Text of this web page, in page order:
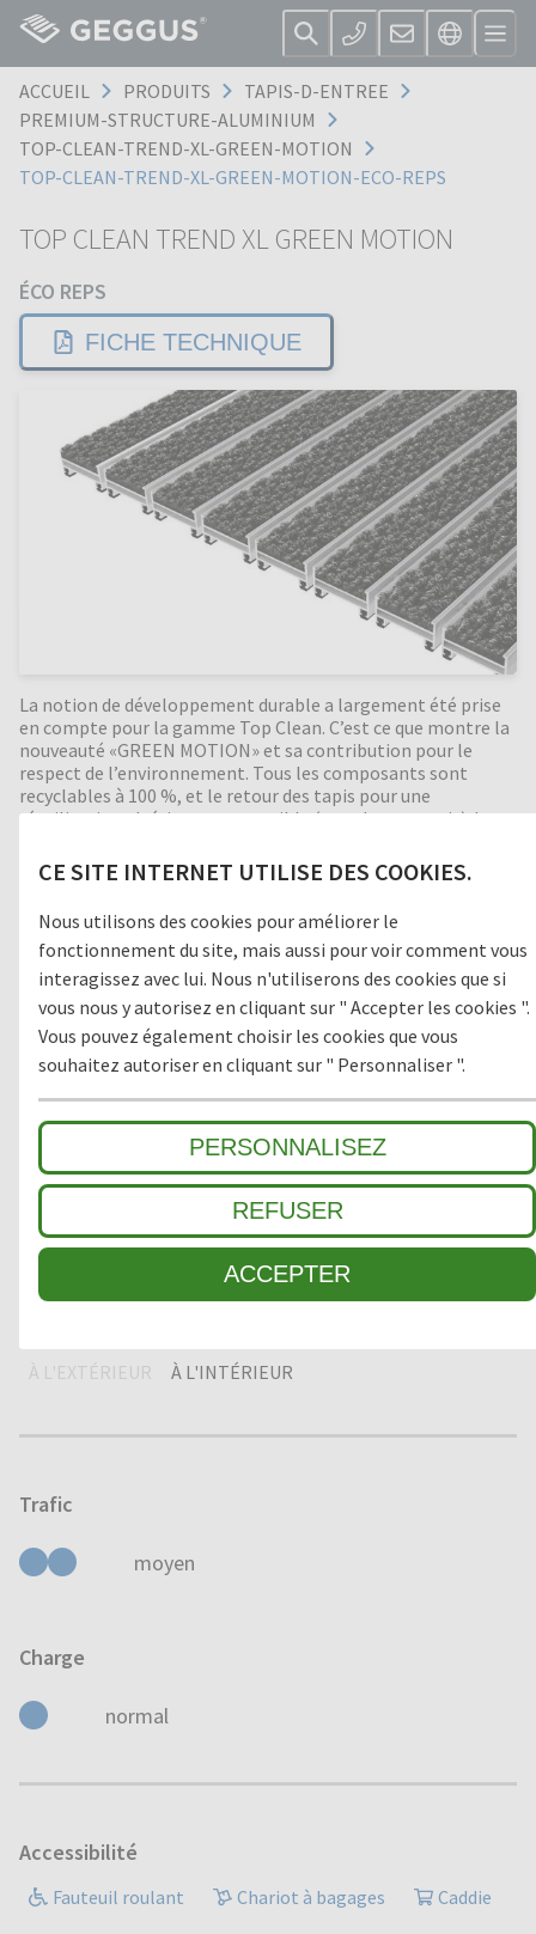
CE SITE INTERNET UTILISE DES COOKIES.
Nous utilisons des cookies pour améliorer le
fonctionnement du site, mais aussi pour voir comment vous
interagissez avec lui. Nous n'utiliserons des cookies que si
vous nous y autorisez en cliquant sur " Accepter les cookies ".
Vous pouvez également choisir les cookies que vous
souhaitez autoriser en cliquant sur " Personnaliser ".
PERSONNALISEZ
REFUSER
ACCEPTER
ACCUEIL PRODUITS
TAPIS-D-ENTREE
PREMIUM-STRUCTURE-ALUMINIUM
TOP-CLEAN-TREND-XL-GREEN-MOTION
TOP-CLEAN-TREND-XL-GREEN-MOTION-ECO-REPS
TOP CLEAN TREND XL GREEN MOTION
ÉCO REPS
FICHE TECHNIQUE
La notion de développement durable a largement été prise
en compte pour la gamme Top Clean. C’est ce que montre la
nouveauté «GREEN MOTION» et sa contribution pour le
respect de l’environnement. Tous les composants sont
recyclables à 100 %, et le retour des tapis pour une
réutilisation ultérieure est possible (recyclage gratuit). Les
la corrosion. Bonne isolation phonique, indéformable,
enroulable, facile d’entretien. Fabrication en toutes
dimensions. Formes spéciales moyennant supplément.
Zone de passage
1 GROSSES SALETÉS
ZONE INTERMÉDIAIRE
SALETÉ FINE / ABSORPTION HUMIDITÉ
À L'EXTÉRIEUR À L'INTÉRIEUR
Trafic
moyen
Charge
normal
Accessibilité
Fauteuil roulant Chariot à bagages Caddie